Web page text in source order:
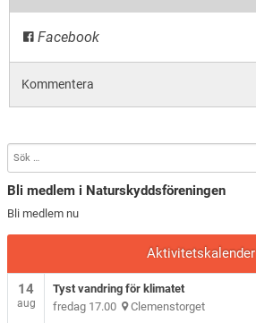
Facebook
Kommentera
Bli medlem i Naturskyddsföreningen
Bli medlem nu
Aktivitetskalender
14
aug
Tyst vandring för klimatet
fredag 17.00 Clemenstorget